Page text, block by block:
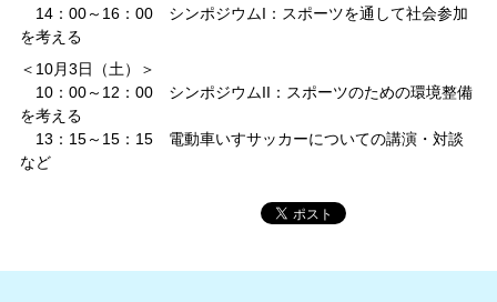
14：00～16：00 シンポジウムI：スポーツを通して社会参加
を考える
＜10月3日（土）＞
10：00～12：00 シンポジウムII：スポーツのための環境整備
を考える
13：15～15：15 電動車いすサッカーについての講演・対談
など